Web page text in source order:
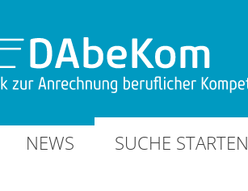
NEWS SUCHE STARTEN